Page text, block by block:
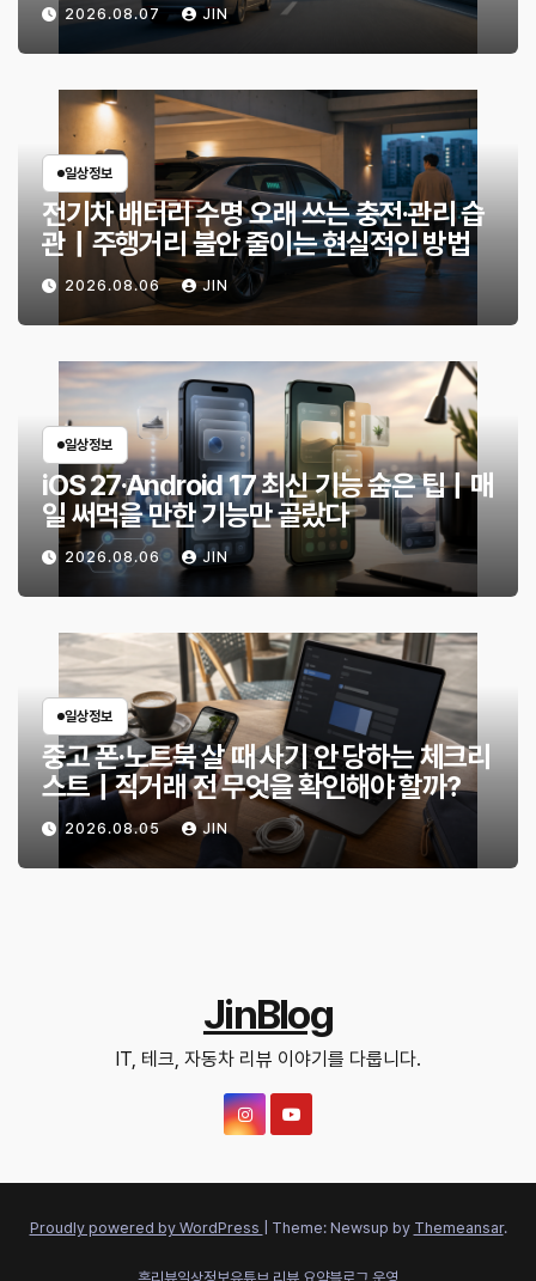
2026.08.07 JIN
일상정보
전기차 배터리 수명 오래 쓰는 충전·관리 습
관｜주행거리 불안 줄이는 현실적인 방법
2026.08.06 JIN
일상정보
iOS 27·Android 17 최신 기능 숨은 팁｜매
일 써먹을 만한 기능만 골랐다
2026.08.06 JIN
일상정보
중고 폰·노트북 살 때 사기 안 당하는 체크리
스트｜직거래 전 무엇을 확인해야 할까?
2026.08.05 JIN
JinBlog
IT, 테크, 자동차 리뷰 이야기를 다룹니다.
Proudly powered by WordPress Theme: Newsup by Themeansar.